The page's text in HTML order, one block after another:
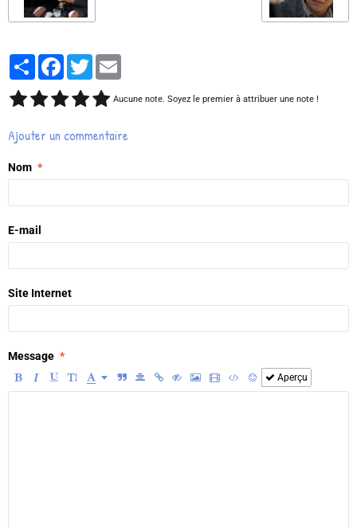
PartagerFacebook
Twitter
Aucune note. Soyez le premier à attribuer une note !
Ajouter un commentaire
Nom
E-mail
Site Internet
Message
Aperçu